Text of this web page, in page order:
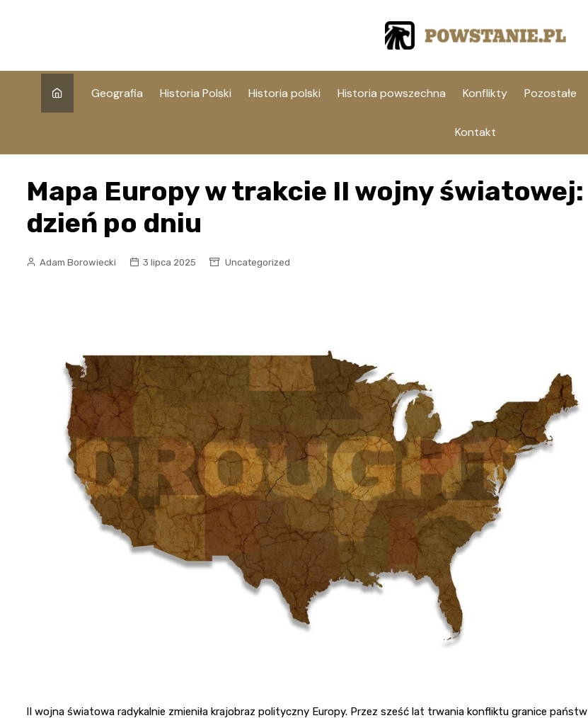
Geografia Historia Polski Historia polski Historia powszechna Konflikty Pozostałe
Kontakt
Mapa Europy w trakcie II wojny światowej:
dzień po dniu
Adam Borowiecki 3 lipca 2025 Uncategorized
II wojna światowa radykalnie zmieniła krajobraz polityczny Europy. Przez sześć lat trwania konfliktu granice państw